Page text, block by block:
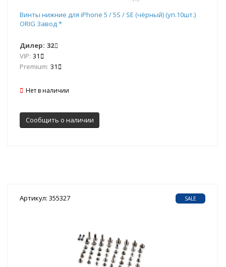
Винты нижние для iPhone 5 / 5S / SE (чёрный) (уп.10шт.)
ORIG Завод *
Дилер: 32
VIP: 31
Premium: 31
Нет в наличии
Сообщить о наличии
Артикул: 355327 SALE